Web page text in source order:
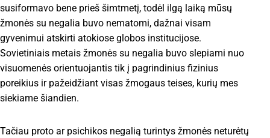
susiformavo bene prieš šimtmetį, todėl ilgą laiką mūsų
žmonės su negalia buvo nematomi, dažnai visam
gyvenimui atskirti atokiose globos institucijose.
Sovietiniais metais žmonės su negalia buvo slepiami nuo
visuomenės orientuojantis tik į pagrindinius fizinius
poreikius ir pažeidžiant visas žmogaus teises, kurių mes
siekiame šiandien.
Tačiau proto ar psichikos negalią turintys žmonės neturėtų